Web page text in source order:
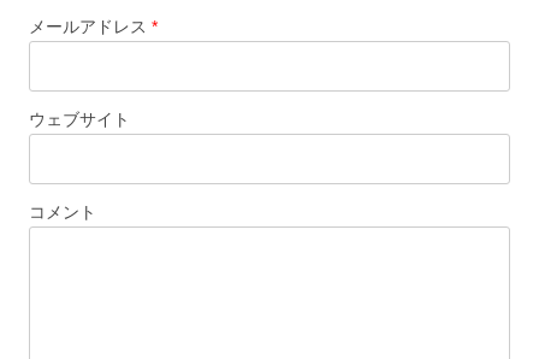
メールアドレス *
ウェブサイト
コメント